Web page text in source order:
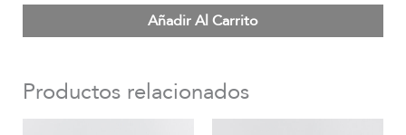
Añadir Al Carrito
Productos relacionados